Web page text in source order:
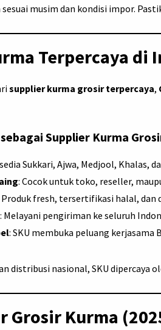
musim dan kondisi impor.
Terpercaya di
supplier kurma grosir terpercaya,
Supplier Kurma
Sukkari, Ajwa, Medjool, Khalas,
: Cocok untuk toko, reseller,
Produk fresh, tersertifikasi halal, dan
: Melayani pengiriman ke seluruh
: SKU membuka peluang kerjasama
distribusi nasional, SKU dipercaya
Grosir Kurma